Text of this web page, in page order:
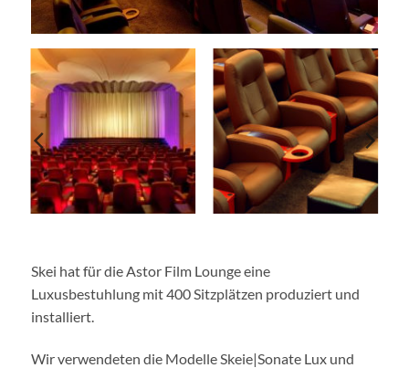
Skei hat für die Astor Film Lounge eine
Luxusbestuhlung mit 400 Sitzplätzen produziert und
installiert.
Wir verwendeten die Modelle Skeie|Sonate Lux und